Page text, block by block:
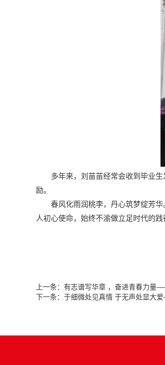
多年来，刘苗苗经常会收到毕业
励。
春风化雨润桃李，丹心筑梦绽芳
人初心使命，始终不渝做立足时代的
上一条： 有志谱写华章 ，奋进青春力量
下一条： 于细微处见真情 于无声处显大